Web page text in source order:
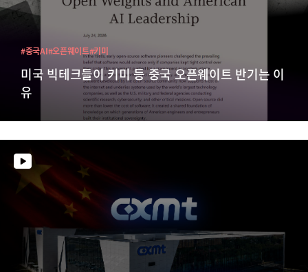
미국 빅테크들이 키미 등 중국 오픈웨이트 반기는 이
유
#중국AI#오픈웨이트#키미